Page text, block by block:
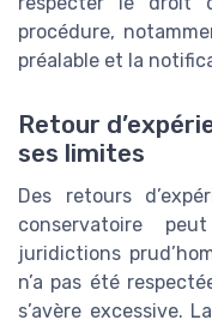
procédure,
préalable et la
Retour
ses limites
Des retours
conservatoire
juridictions
n’a pas été
s’avère excessive.